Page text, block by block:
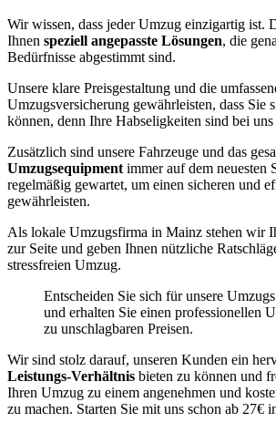
Wir wissen, dass jeder Umzug einzigartig ist.
Ihnen speziell angepasste Lösungen, die
Bedürfnisse abgestimmt sind.
Unsere klare Preisgestaltung und die
Umzugsversicherung gewährleisten, dass Sie
können, denn Ihre Habseligkeiten sind bei
Zusätzlich sind unsere Fahrzeuge und das
Umzugsequipment immer auf dem neuesten
regelmäßig gewartet, um einen sicheren und
gewährleisten.
Als lokale Umzugsfirma in Mainz stehen wir
zur Seite und geben Ihnen nützliche
stressfreien Umzug.
Entscheiden Sie sich für unsere
und erhalten Sie einen professionellen
zu unschlagbaren Preisen.
Wir sind stolz darauf, unseren Kunden ein
Leistungs-Verhältnis bieten zu können und
Ihren Umzug zu einem angenehmen und
zu machen. Starten Sie mit uns schon ab 27€